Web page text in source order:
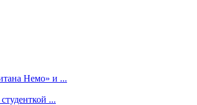
Немо» и ...
...